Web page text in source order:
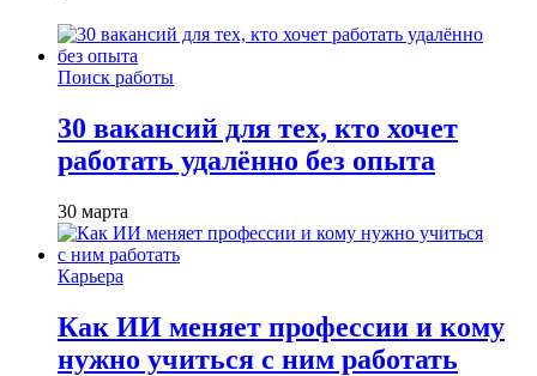
Поиск работы
30 вакансий для тех, кто хочет
работать удалённо без опыта
30 марта
Карьера
Как ИИ меняет профессии и кому
нужно учиться с ним работать